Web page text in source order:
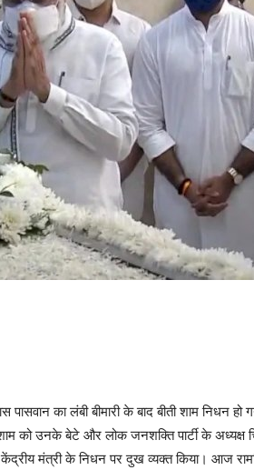
पासवान का लंबी बीमारी के बाद बीती शाम निधन
को उनके बेटे और लोक जनशक्ति पार्टी के अध्यक्ष
मंत्री के निधन पर दुख व्यक्त किया। आज